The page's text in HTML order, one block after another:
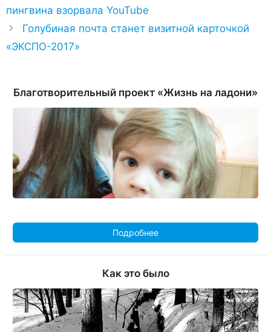
пингвина взорвала YouTube
Голубиная почта станет визитной карточкой
«ЭКСПО-2017»
Благотворительный проект «Жизнь на ладони»
Подробнее
Как это было